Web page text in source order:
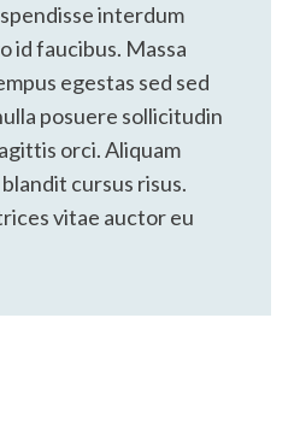
interdum
id faucibus. Massa
egestas sed sed
posuere sollicitudin
orci. Aliquam
cursus risus.
vitae auctor eu